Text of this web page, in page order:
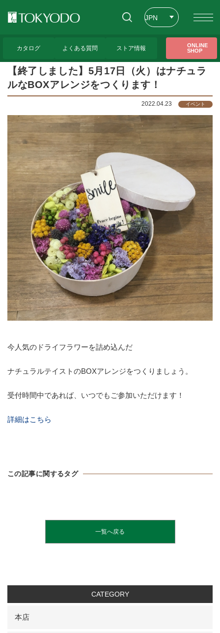
JPN
カタログ よくある質問 ストア情報
ONLINE
SHOP
【終了しました】5月17日（火）はナチュラ
ルなBOXアレンジをつくります！
【終了しました】5月17日（火）はナチュラ
ルなBOXアレンジをつくります！
2022.04.23 イベント
今人気のドライフラワーを詰め込んだ
ナチュラルテイストのBOXアレンジをつくりましょう。
受付時間中であれば、いつでもご参加いただけます！
詳細はこちら
この記事に関するタグ
一覧へ戻る
CATEGORY
本店